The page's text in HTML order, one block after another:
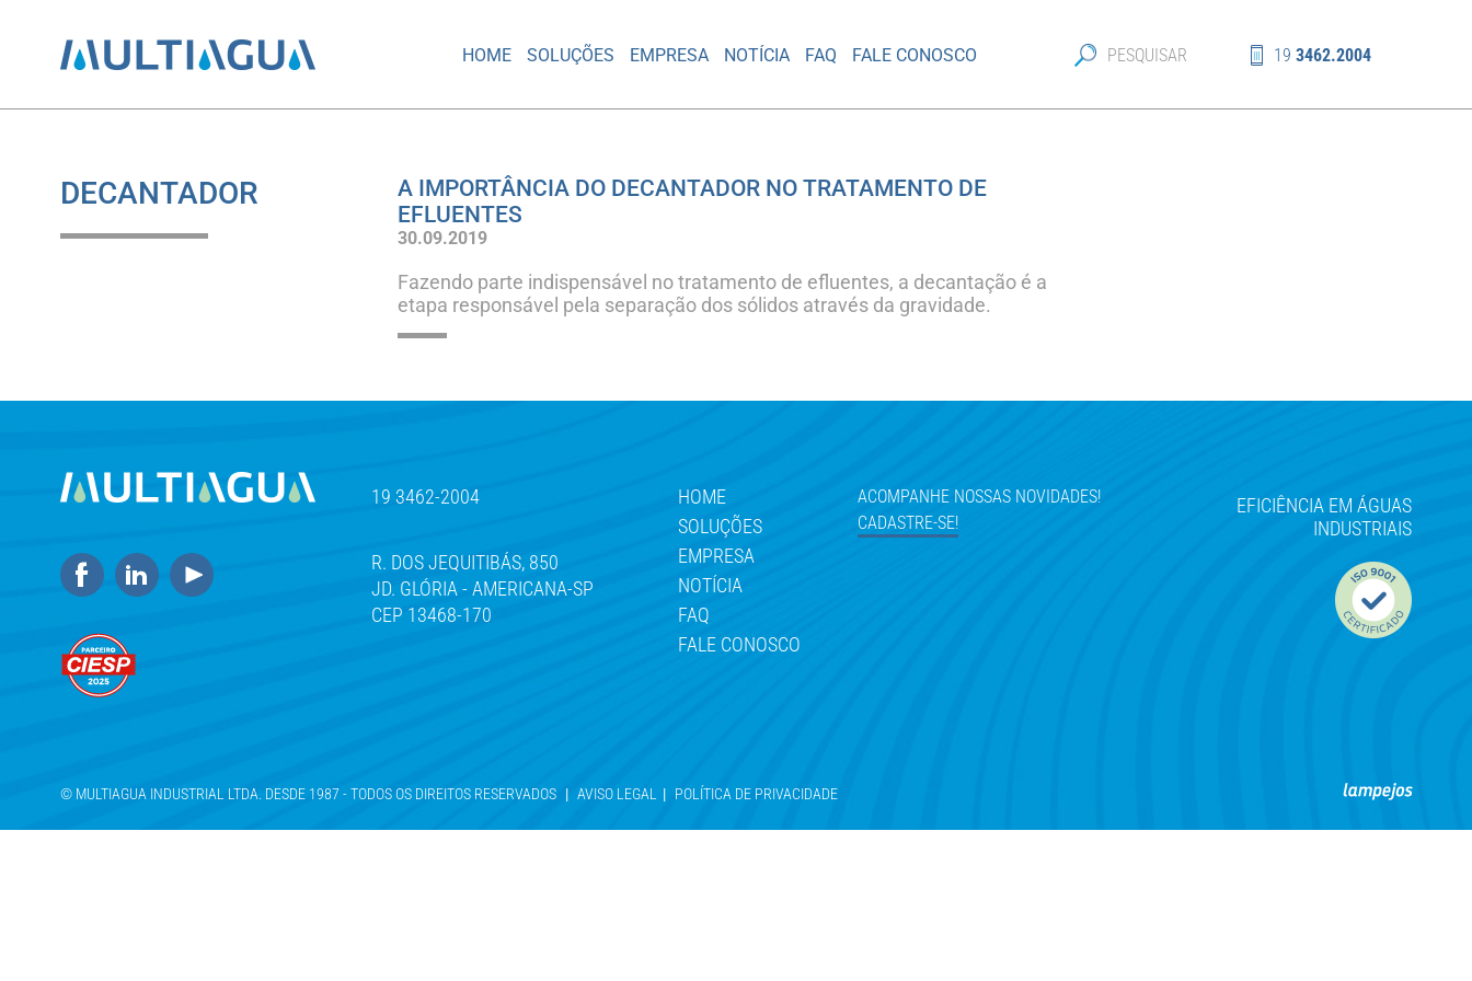
HOME SOLUÇÕES EMPRESA NOTÍCIA FAQ FALE CONOSCO 19 3462.2004
DECANTADOR
A IMPORTÂNCIA DO DECANTADOR NO TRATAMENTO DE
EFLUENTES
30.09.2019
Fazendo parte indispensável no tratamento de efluentes, a decantação é a
etapa responsável pela separação dos sólidos através da gravidade.
19 3462-2004
R. DOS JEQUITIBÁS, 850
JD. GLÓRIA - AMERICANA-SP
CEP 13468-170
HOME
SOLUÇÕES
EMPRESA
NOTÍCIA
FAQ
FALE CONOSCO
ACOMPANHE NOSSAS NOVIDADES!
CADASTRE-SE!
EFICIÊNCIA EM ÁGUAS
INDUSTRIAIS
© MULTIAGUA INDUSTRIAL LTDA. DESDE 1987 - TODOS OS DIREITOS RESERVADOS | AVISO LEGAL | POLÍTICA DE PRIVACIDADE